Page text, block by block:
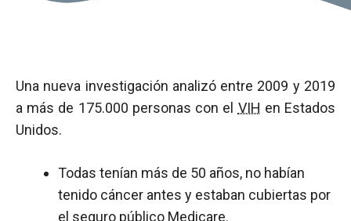
Una nueva investigación analizó entre 2009 y 2019
a más de 175.000 personas con el VIH en Estados
Unidos.
Todas tenían más de 50 años, no habían
tenido cáncer antes y estaban cubiertas por
el seguro público Medicare.